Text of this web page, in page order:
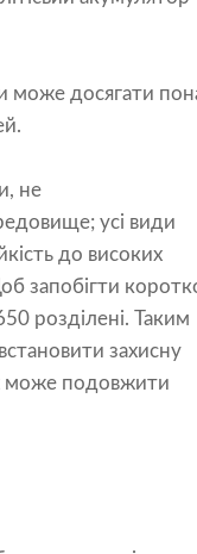
може досягати
не
усі види
до високих
запобігти
розділені. Таким
захисну
може подовжити